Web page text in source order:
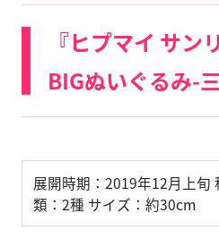
『ヒプマイ サン
BIGぬいぐるみ-
展開時期：2019年12月上旬
類：2種 サイズ：約30cm